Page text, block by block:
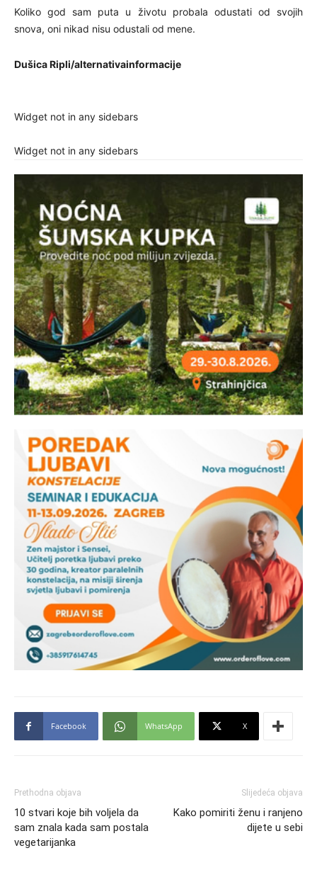
Koliko god sam puta u životu probala odustati od svojih
snova, oni nikad nisu odustali od mene.
Dušica Ripli/alternativainformacije
Widget not in any sidebars
Widget not in any sidebars
Facebook WhatsApp X
Prethodna objava
10 stvari koje bih voljela da
sam znala kada sam postala
vegetarijanka
Slijedeća objava
Kako pomiriti ženu i ranjeno
dijete u sebi